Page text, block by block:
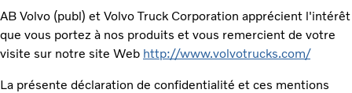
AB Volvo (publ) et Volvo Truck Corporation apprécient l'intérêt
que vous portez à nos produits et vous remercient de votre
visite sur notre site Web http://www.volvotrucks.com/
La présente déclaration de confidentialité et ces mentions